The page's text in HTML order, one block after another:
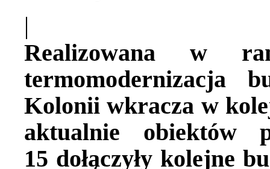
|
Realizowana w
termomodernizacja
Kolonii wkracza w
aktualnie
15 dołączyły kolejne